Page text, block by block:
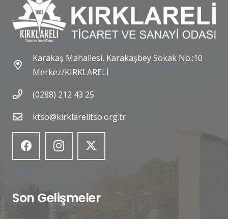
Karakaş Mahallesi, Karakaşbey Sokak No.:10
Merkez/KIRKLARELİ
(0288) 212 43 25
ktso@kirklarelitso.org.tr
Son Gelişmeler